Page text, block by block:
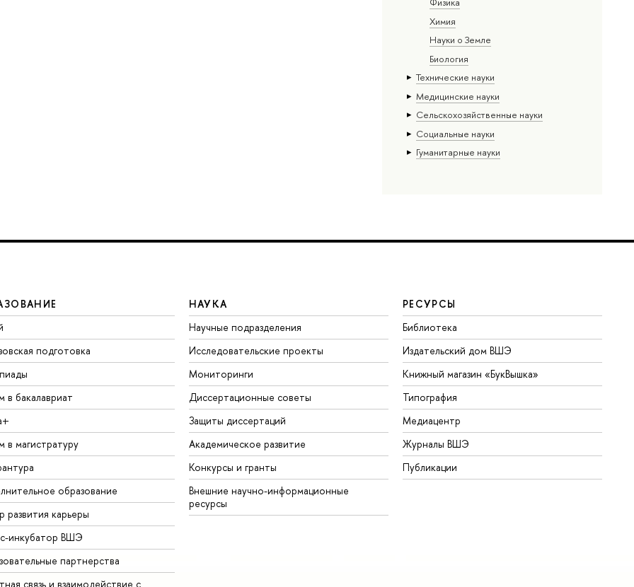
Химия
Науки о Земле
Биология
Тех­ничес­кие науки
Медицинские науки
Сельскохозяйственные науки
Социальные науки
Гуманитарные науки
подготовка
в бакалавриат
в магистратуру
образование
развития карьеры
инкубатор ВШЭ
партнерства
связь и взаимодействие с
НАУКА
Научные подразделения
Исследовательские проекты
Мониторинги
Диссертационные советы
Защиты диссертаций
Академическое развитие
Конкурсы и гранты
Внешние научно-информационные
ресурсы
РЕСУРСЫ
Библиотека
Издательский дом ВШЭ
Книжный магазин «БукВышка»
Типография
Медиацентр
Журналы ВШЭ
Публикации